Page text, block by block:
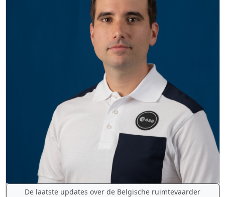
De laatste updates over de Belgische ruimtevaarder